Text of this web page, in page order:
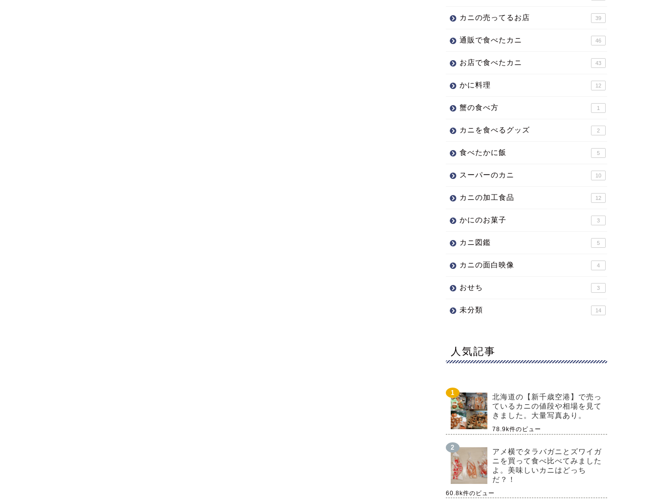
カニの売ってるお店 39
通販で食べたカニ 46
お店で食べたカニ 43
かに料理 12
蟹の食べ方 1
カニを食べるグッズ 2
食べたかに飯 5
スーパーのカニ 10
カニの加工食品 12
かにのお菓子 3
カニ図鑑 5
カニの面白映像 4
おせち 3
未分類 14
人気記事
北海道の【新千歳空港】で売っ
ているカニの値段や相場を見て
きました。大量写真あり。
78.9k件のビュー
アメ横でタラバガニとズワイガ
ニを買って食べ比べてみました
よ。美味しいカニはどっち
だ？！
60.8k件のビュー